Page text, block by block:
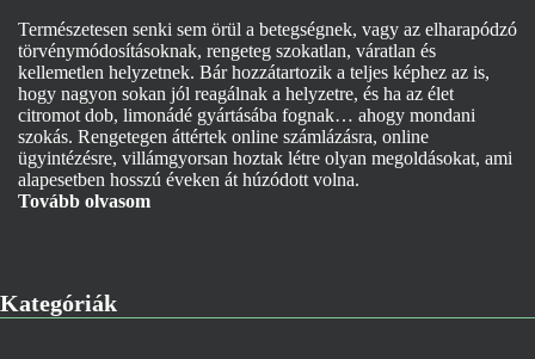
Természetesen senki sem örül a betegségnek, vagy az elharapódzó
törvénymódosításoknak, rengeteg szokatlan, váratlan és
kellemetlen helyzetnek. Bár hozzátartozik a teljes képhez az is,
hogy nagyon sokan jól reagálnak a helyzetre, és ha az élet
citromot dob, limonádé gyártásába fognak… ahogy mondani
szokás. Rengetegen áttértek online számlázásra, online
ügyintézésre, villámgyorsan hoztak létre olyan megoldásokat, ami
alapesetben hosszú éveken át húzódott volna.
Tovább olvasom
Kategóriák